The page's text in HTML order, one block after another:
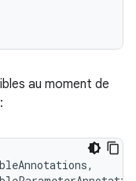
au moment de